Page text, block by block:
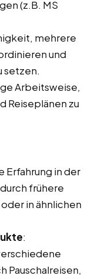
(z.B. MS
mehrere
und
setzen.
Arbeitsweise,
Reiseplänen zu
Erfahrung in der
frühere
in ähnlichen
:
Pauschalreisen,